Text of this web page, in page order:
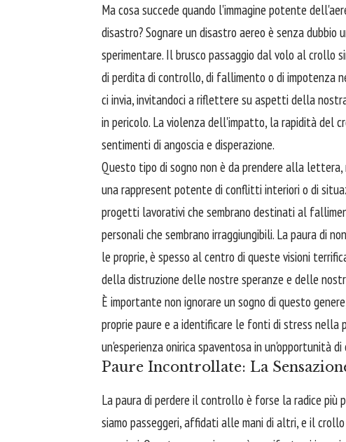
Ma cosa succede quando l'immagine potente
disastro? Sognare un disastro aereo è senza
sperimentare. Il brusco passaggio dal volo al crollo
di perdita di controllo, di fallimento o di impotenza
ci invia, invitandoci a riflettere su aspetti della
in pericolo. La violenza dell'impatto, la rapidità del
sentimenti di angoscia e disperazione.
Questo tipo di sogno non è da prendere alla
una rappresent potente di conflitti interiori o di
progetti lavorativi che sembrano destinati al
personali che sembrano irraggiungibili. La paura di
le proprie, è spesso al centro di queste visioni
della distruzione delle nostre speranze e delle
È importante non ignorare un sogno di questo
proprie paure e a identificare le fonti di stress nella
un'esperienza onirica spaventosa in un'opportunità
Paure Incontrollate: La
La paura di perdere il controllo è forse la radice più
siamo passeggeri, affidati alle mani di altri, e il